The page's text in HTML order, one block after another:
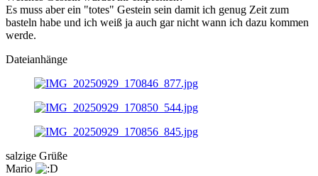
Es muss aber ein "totes" Gestein sein damit ich genug Zeit zum
basteln habe und ich weiß ja auch gar nicht wann ich dazu kommen
werde.
Dateianhänge
salzige Grüße
Mario